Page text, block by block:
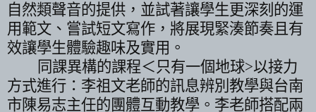
自然類聲音的提供，並試著讓學生更深刻的運
用範文、嘗試短文寫作，將展現緊湊節奏且有
效讓學生體驗趣味及實用。
同課異構的課程＜只有一個地球>以接力
方式進行： 李祖文老師的訊息辨別教學與台南
市陳易志主任的團體互動教學。 李老師搭配兩